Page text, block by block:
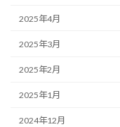
2025年4月
2025年3月
2025年2月
2025年1月
2024年12月